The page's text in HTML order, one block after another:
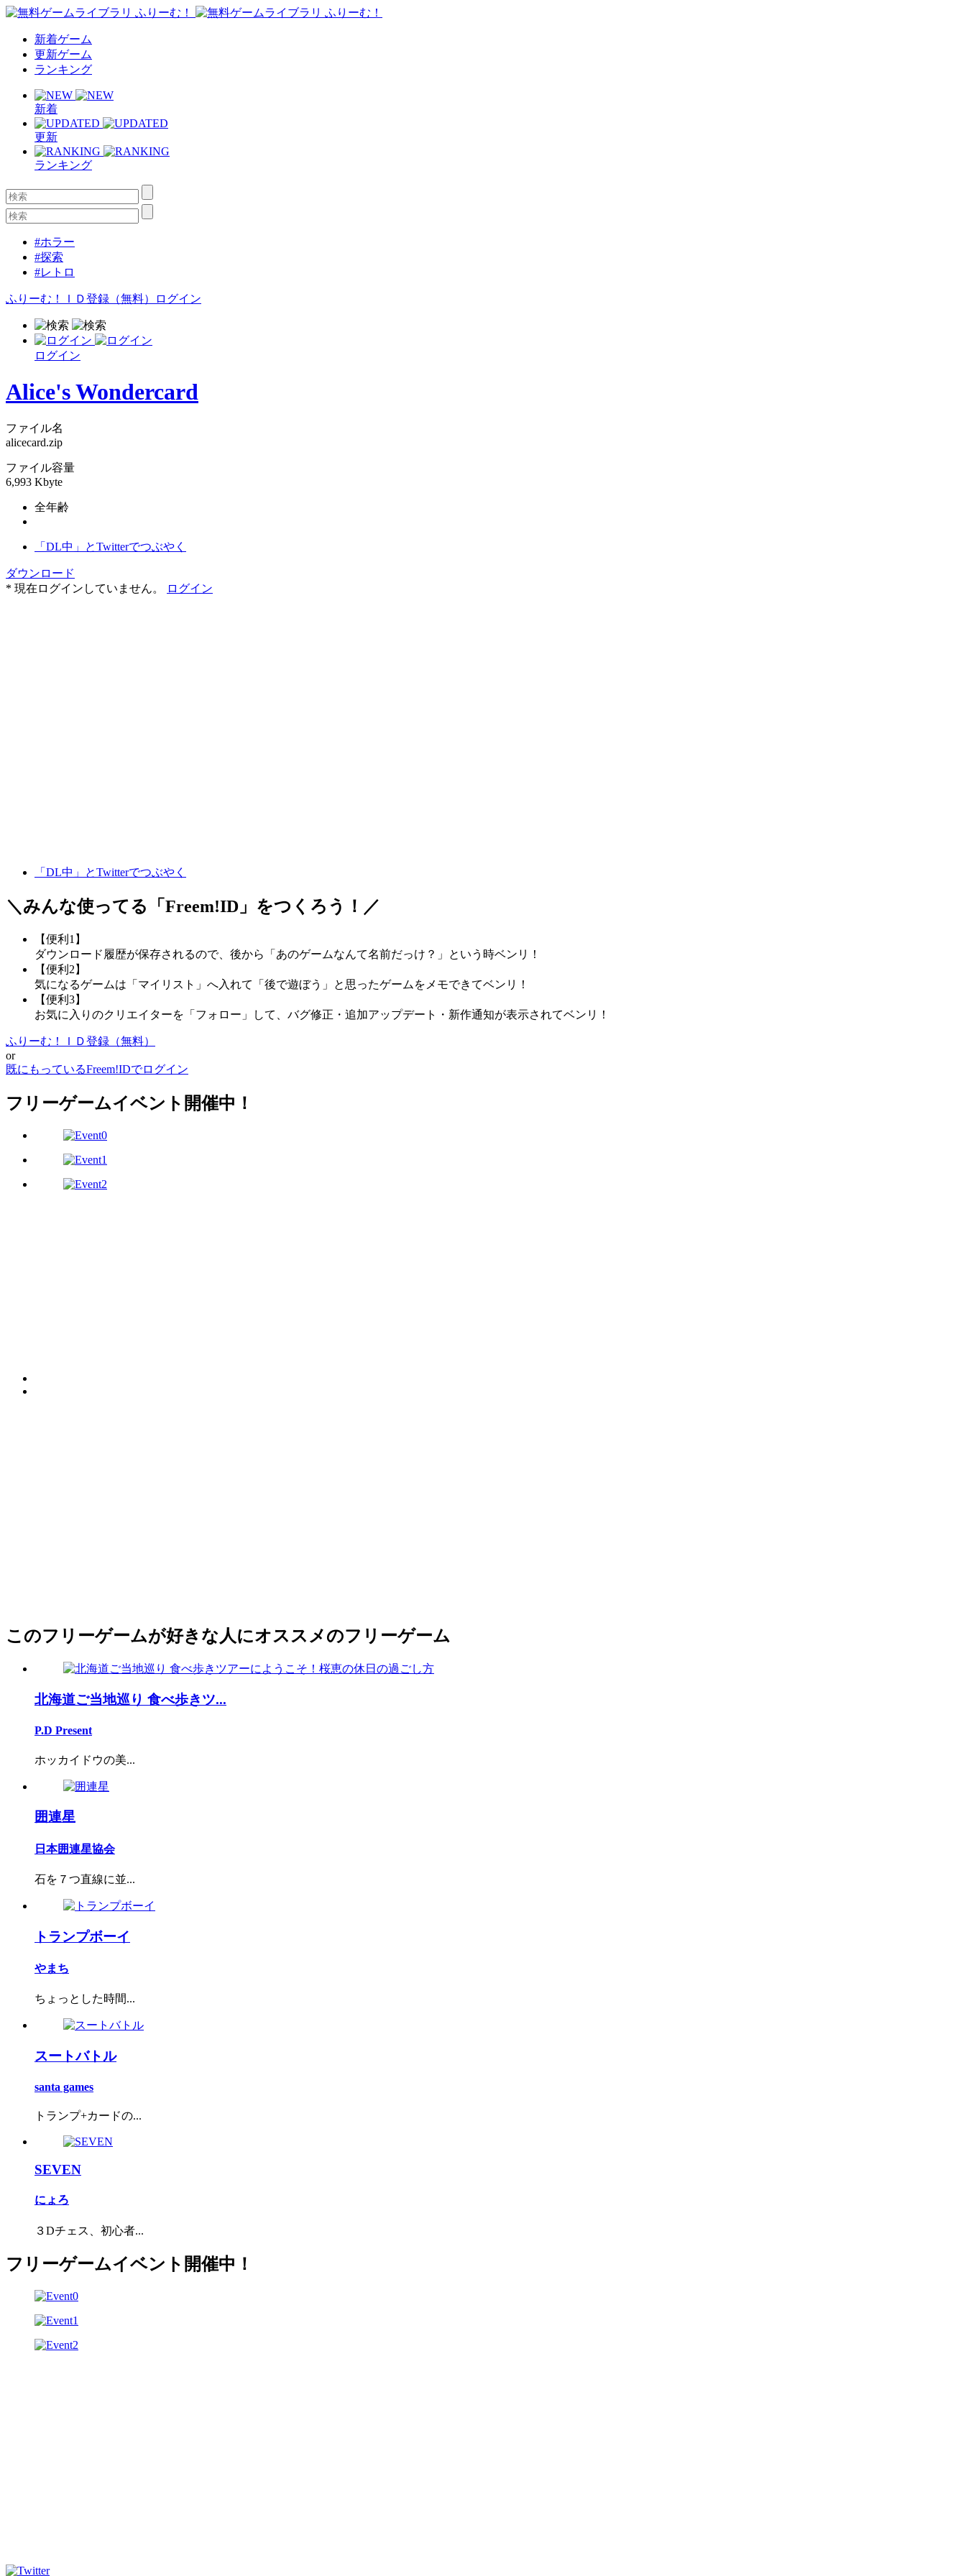
新着ゲーム
更新ゲーム
ランキング
新着
更新
ランキング
#ホラー
#探索
#レトロ
ふりーむ！ＩＤ登録（無料） ログイン
ログイン
Alice's Wondercard
ファイル名
alicecard.zip
ファイル容量
6,993 Kbyte
全年齢
「DL中」とTwitterでつぶやく
ダウンロード
* 現在ログインしていません。
ログイン
「DL中」とTwitterでつぶやく
＼みんな使ってる「 Freem!ID 」をつくろう！／
【便利1】
ダウンロード履歴が保存されるので、後から「あのゲームなんて名前だっけ？」という時ベンリ！
【便利2】
気になるゲームは「マイリスト」へ入れて「後で遊ぼう」と思ったゲームをメモできてベンリ！
【便利3】
お気に入りのクリエイターを「フォロー」して、バグ修正・追加アップデート・新作通知が表示されてベンリ！
ふりーむ！ＩＤ登録（無料）
or
既にもっているFreem!IDでログイン
フリーゲームイベント開催中！
このフリーゲームが好きな人にオススメのフリーゲーム
北海道ご当地巡り 食べ歩きツ...
P.D Present
ホッカイドウの美...
囲連星
日本囲連星協会
石を７つ直線に並...
トランプボーイ
やまち
ちょっとした時間...
スートバトル
santa games
トランプ+カードの...
SEVEN
にょろ
３Dチェス、初心者...
フリーゲームイベント開催中！